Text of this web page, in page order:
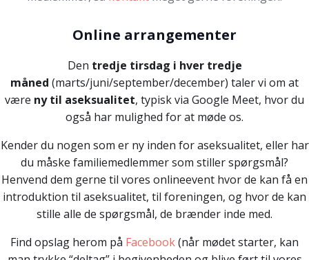
Online arrangementer
Den tredje tirsdag i hver tredje
måned (marts/juni/september/december) taler vi om at
være ny til aseksualitet, typisk via Google Meet, hvor du
også har mulighed for at møde os.
Kender du nogen som er ny inden for aseksualitet, eller har
du måske familiemedlemmer som stiller spørgsmål?
Henvend dem gerne til vores onlineevent hvor de kan få en
introduktion til aseksualitet, til foreningen, og hvor de kan
stille alle de spørgsmål, de brænder inde med.
Find opslag herom på Facebook(når mødet starter, kan